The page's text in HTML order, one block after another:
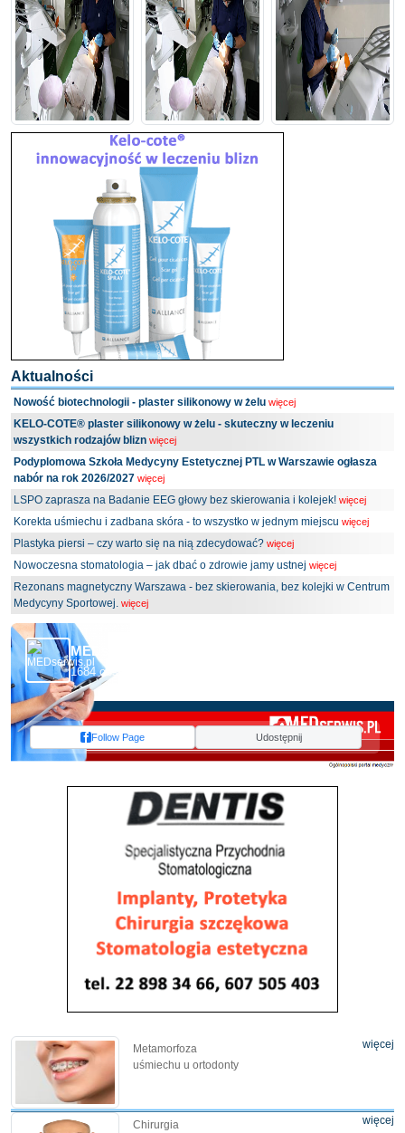
Aktualności
Nowość biotechnologii - plaster silikonowy w żelu więcej
KELO-COTE® plaster silikonowy w żelu - skuteczny w leczeniu
wszystkich rodzajów blizn więcej
Podyplomowa Szkoła Medycyny Estetycznej PTL w Warszawie ogłasza
nabór na rok 2026/2027 więcej
LSPO zaprasza na Badanie EEG głowy bez skierowania i kolejek! więcej
Korekta uśmiechu i zadbana skóra - to wszystko w jednym miejscu więcej
Plastyka piersi – czy warto się na nią zdecydować? więcej
Nowoczesna stomatologia – jak dbać o zdrowie jamy ustnej więcej
Rezonans magnetyczny Warszawa - bez skierowania, bez kolejki w Centrum
Medycyny Sportowej. więcej
MEDserwis.pl - Ogólnopolski Portal Medyczny
1684 obserwujących
Follow Page Udostępnij
Metamorfoza
uśmiechu u ortodonty
więcej
Chirurgia
więcej